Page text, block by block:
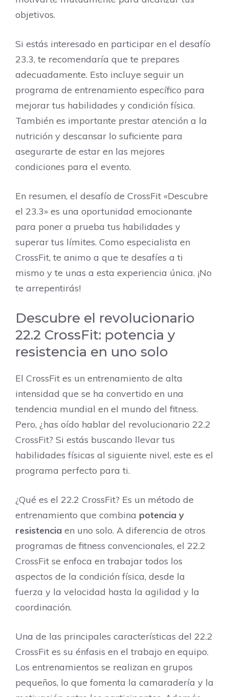
objetivos.
Si estás interesado en participar en el desafío
23.3, te recomendaría que te prepares
adecuadamente. Esto incluye seguir un
programa de entrenamiento específico para
mejorar tus habilidades y condición física.
También es importante prestar atención a la
nutrición y descansar lo suficiente para
asegurarte de estar en las mejores
condiciones para el evento.
En resumen, el desafío de CrossFit «Descubre
el 23.3» es una oportunidad emocionante
para poner a prueba tus habilidades y
superar tus límites. Como especialista en
CrossFit, te animo a que te desafíes a ti
mismo y te unas a esta experiencia única. ¡No
te arrepentirás!
Descubre el revolucionario
22.2 CrossFit: potencia y
resistencia en uno solo
El CrossFit es un entrenamiento de alta
intensidad que se ha convertido en una
tendencia mundial en el mundo del fitness.
Pero, ¿has oído hablar del revolucionario 22.2
CrossFit? Si estás buscando llevar tus
habilidades físicas al siguiente nivel, este es el
programa perfecto para ti.
¿Qué es el 22.2 CrossFit? Es un método de
entrenamiento que combina potencia y
resistencia en uno solo. A diferencia de otros
programas de fitness convencionales, el 22.2
CrossFit se enfoca en trabajar todos los
aspectos de la condición física, desde la
fuerza y la velocidad hasta la agilidad y la
coordinación.
Una de las principales características del 22.2
CrossFit es su énfasis en el trabajo en equipo.
Los entrenamientos se realizan en grupos
pequeños, lo que fomenta la camaradería y la